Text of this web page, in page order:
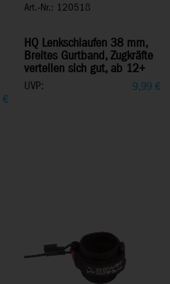
€
Art.-Nr.: 120518
HQ Lenkschlaufen 38 mm,
Breites Gurtband, Zugkräfte
verteilen sich gut, ab 12+
UVP: 9,99 €